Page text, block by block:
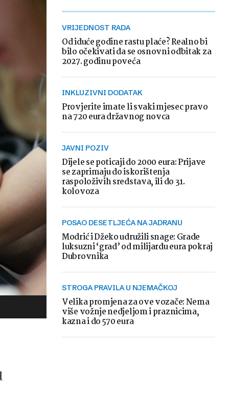
VRIJEDNOST RADA
Od iduće godine rastu plaće? Realno bi
bilo očekivati da se osnovni odbitak za
2027. godinu poveća
INKLUZIVNI DODATAK
Provjerite imate li svaki mjesec pravo
na 720 eura državnog novca
JAVNI POZIV
Dijele se poticaji do 2000 eura: Prijave
se zaprimaju do iskorištenja
raspoloživih sredstava, ili do 31.
kolovoza
POSAO DESETLJEĆA NA JADRANU
Modrić i Džeko udružili snage: Grade
luksuzni ‘grad’ od milijardu eura pokraj
Dubrovnika
STROGA PRAVILA U NJEMAČKOJ
Velika promjena za ove vozače: Nema
više vožnje nedjeljom i praznicima,
kazna i do 570 eura